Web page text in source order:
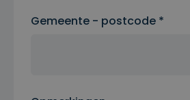
Gemeente - postcode *